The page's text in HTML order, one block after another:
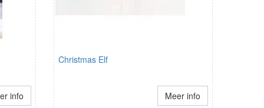
info
Christmas Elf
Meer info